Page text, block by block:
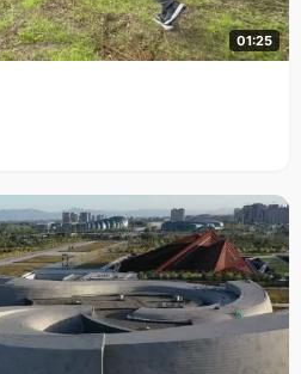
01:25